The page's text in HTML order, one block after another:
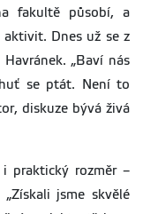
fakultě působí, a
aktivit. Dnes už se z
„Baví nás
se ptát. Není to
diskuze bývá živá
praktický rozměr –
jsme skvělé